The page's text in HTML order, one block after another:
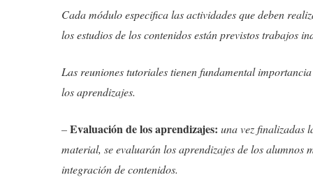
Cada módulo especifica las actividades que deben
los estudios de los contenidos están previstos trabajos
Las reuniones tutoriales tienen fundamental
los aprendizajes.
–Evaluación de los aprendizajes: una vez finalizadas
material, se evaluarán los aprendizajes de los alumnos
integración de contenidos.